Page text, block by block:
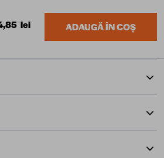
lei ADAUGĂ ÎN COȘ